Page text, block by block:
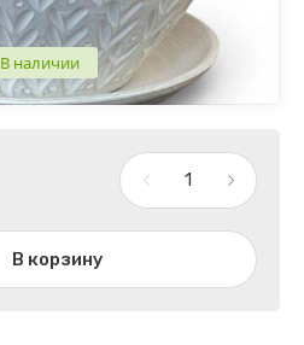
В наличии
В корзину